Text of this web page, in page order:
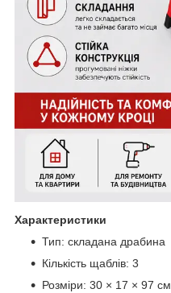
Характеристики
Тип: складана драбина
Кількість щаблів: 3
Розміри: 30 × 17 × 97 см